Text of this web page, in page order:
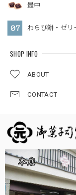
最中
わらび餅・ゼリ
SHOP INFO
ABOUT
CONTACT